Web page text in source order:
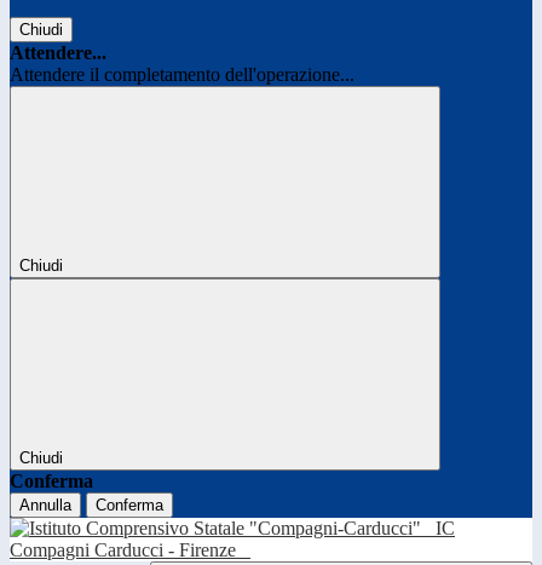
Chiudi
Attendere...
Attendere il completamento dell'operazione...
Chiudi
Chiudi
Conferma
Annulla Conferma
IC
Compagni Carducci - Firenze